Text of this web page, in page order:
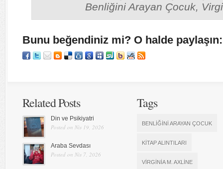
Benliğini Arayan Çocuk,
Bunu beğendiniz mi? O halde paylaşın:
Related Posts
Din ve Psikiyatri
Posted on Nis 19, 2026
Araba Sevdası
Posted on Nis 7, 2026
Tags
BENLIĞINI ARAYAN ÇOCUK
KITAP ALINTILARI
VIRGINIA M. AXLINE